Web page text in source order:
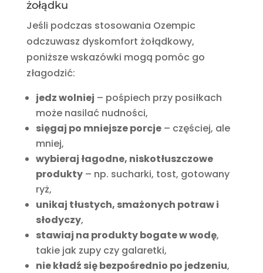
żołądku
Jeśli podczas stosowania Ozempic
odczuwasz dyskomfort żołądkowy,
poniższe wskazówki mogą pomóc go
złagodzić:
jedz wolniej – pośpiech przy posiłkach
może nasilać nudności,
sięgaj po mniejsze porcje– częściej, ale
mniej,
wybieraj łagodne, niskotłuszczowe
produkty– np. sucharki, tost, gotowany
ryż,
unikaj tłustych, smażonych potraw i
słodyczy,
stawiaj na produkty bogate w wodę,
takie jak zupy czy galaretki,
nie kładź się bezpośrednio po jedzeniu,